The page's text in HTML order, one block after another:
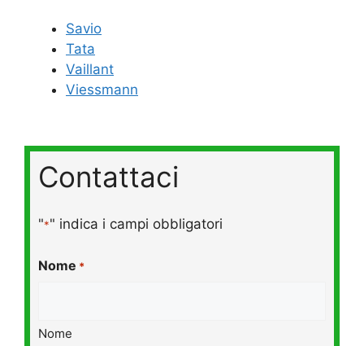
Savio
Tata
Vaillant
Viessmann
Contattaci
"*" indica i campi obbligatori
Nome *
Nome